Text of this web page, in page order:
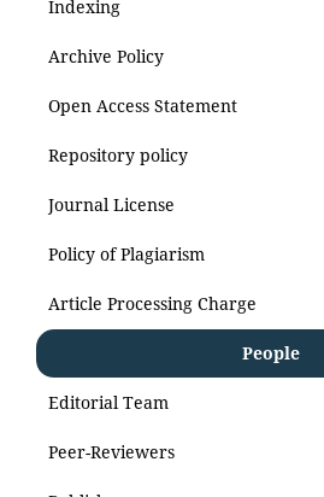
Indexing
Archive Policy
Open Access Statement
Repository policy
Journal License
Policy of Plagiarism
Article Processing Charge
People
Editorial Team
Peer-Reviewers